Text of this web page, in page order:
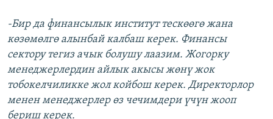
-Бир да финансылык институт тескөөгө жана
көзөмөлгө алынбай калбаш керек. Финансы
сектору тегиз ачык болушу лаазим. Жогорку
менеджерлердин айлык акысы жөнү жок
тобокелчиликке жол койбош керек. Директорлор
менен менеджерлер өз чечимдери үчүн жооп
бериш керек.